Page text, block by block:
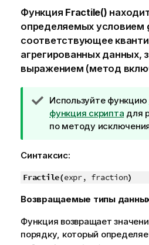
Функция Fractile()
определяемых условием
соответствующее
агрегированных данных,
выражением (метод
П
р
и
е
а
и
п
Используйте функцию
функция скрипта для
по методу
Синтаксис:
Fractile(expr, fraction)
Возвращаемые типы
Функция возвращает
порядку, который